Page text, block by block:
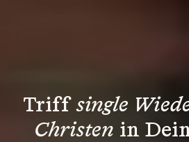
Triff single
Christen in